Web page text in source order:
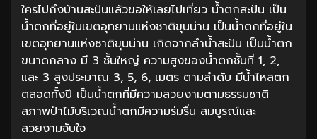
ใครไปถึงบ้านสะปันแล้วขอให้เลยไปเที่ยว น้ำตกสะปัน เป็น
น้ำตกที่อยู่ในเขตอุทยานแห่งชาติขุนน่าน เป็นน้ำตกที่อยู่ใน
เขตอุทยานแห่งชาติขุนน่าน เกิดจากลำน้ำสะปัน เป็นน้ำตก
ขนาดกลาง มี 3 ชั้นใหญ่ ความสูงของน้ำตกชั้นที่ 1, 2,
และ 3 สูงประมาณ 3, 5, 6, เมตร ตามลำดับ มีน้ำไหลตก
ตลอดทั้งปี เป็นน้ำตกที่มีความสวยงามตามธรรมชาติ
สภาพป่าไม้บริเวณน้ำตกมีความร่มรื่น สมบูรณ์และ
สวยงามจับใจ